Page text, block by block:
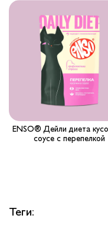
ENSO® Дейли диета
соусе с перепелкой
Теги: